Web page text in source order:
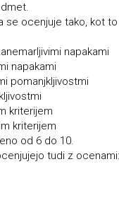
se ocenjuje tako, kot
napakami
napakami
pomanjkljivostmi
kriterijem
kriterijem
od 6 do 10.
tudi z